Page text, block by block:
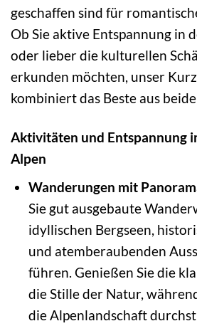
geschaffen sind für
Ob Sie aktive Entspannung in
oder lieber die kulturellen
erkunden möchten, unser
kombiniert das Beste aus
Aktivitäten und Entspannung
Alpen
Wanderungen mit
Sie gut ausgebaute
idyllischen Bergseen,
und atemberaubenden
führen. Genießen Sie die
die Stille der Natur,
die Alpenlandschaft